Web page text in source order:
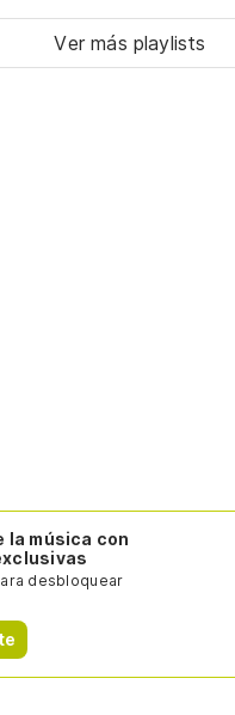
Ver más playlists
la música con
desbloquear